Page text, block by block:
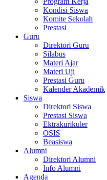
Kondisi Siswa
Komite Sekolah
Prestasi
Guru
Direktori Guru
Silabus
Materi Ajar
Materi Uji
Prestasi Guru
Kalender Akademik
Siswa
Direktori Siswa
Prestasi Siswa
Ektrakurikuler
OSIS
Beasiswa
Alumni
Direktori Alumni
Info Alumni
Agenda